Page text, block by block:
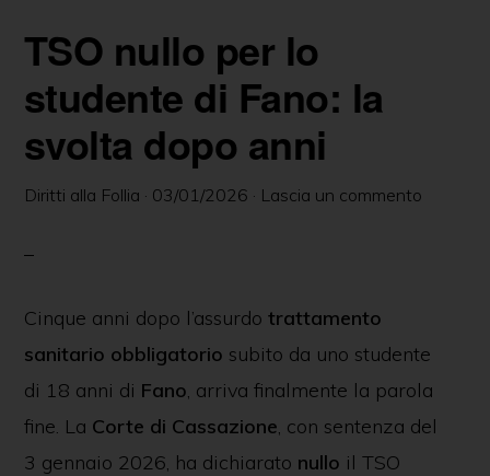
o
o
k
g
er
p
p
n
TSO nullo per lo
studente di Fano: la
svolta dopo anni
Diritti alla Follia · 03/01/2026 · Lascia un commento
Cinque anni dopo l’assurdo trattamento
sanitario obbligatorio subito da uno studente
di 18 anni di Fano, arriva finalmente la parola
fine. La Corte di Cassazione, con sentenza del
3 gennaio 2026, ha dichiarato nullo il TSO